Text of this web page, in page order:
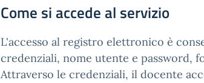
Come si accede al servizio
L'accesso al registro elettronico è
credenziali, nome utente e password,
Attraverso le credenziali, il docente